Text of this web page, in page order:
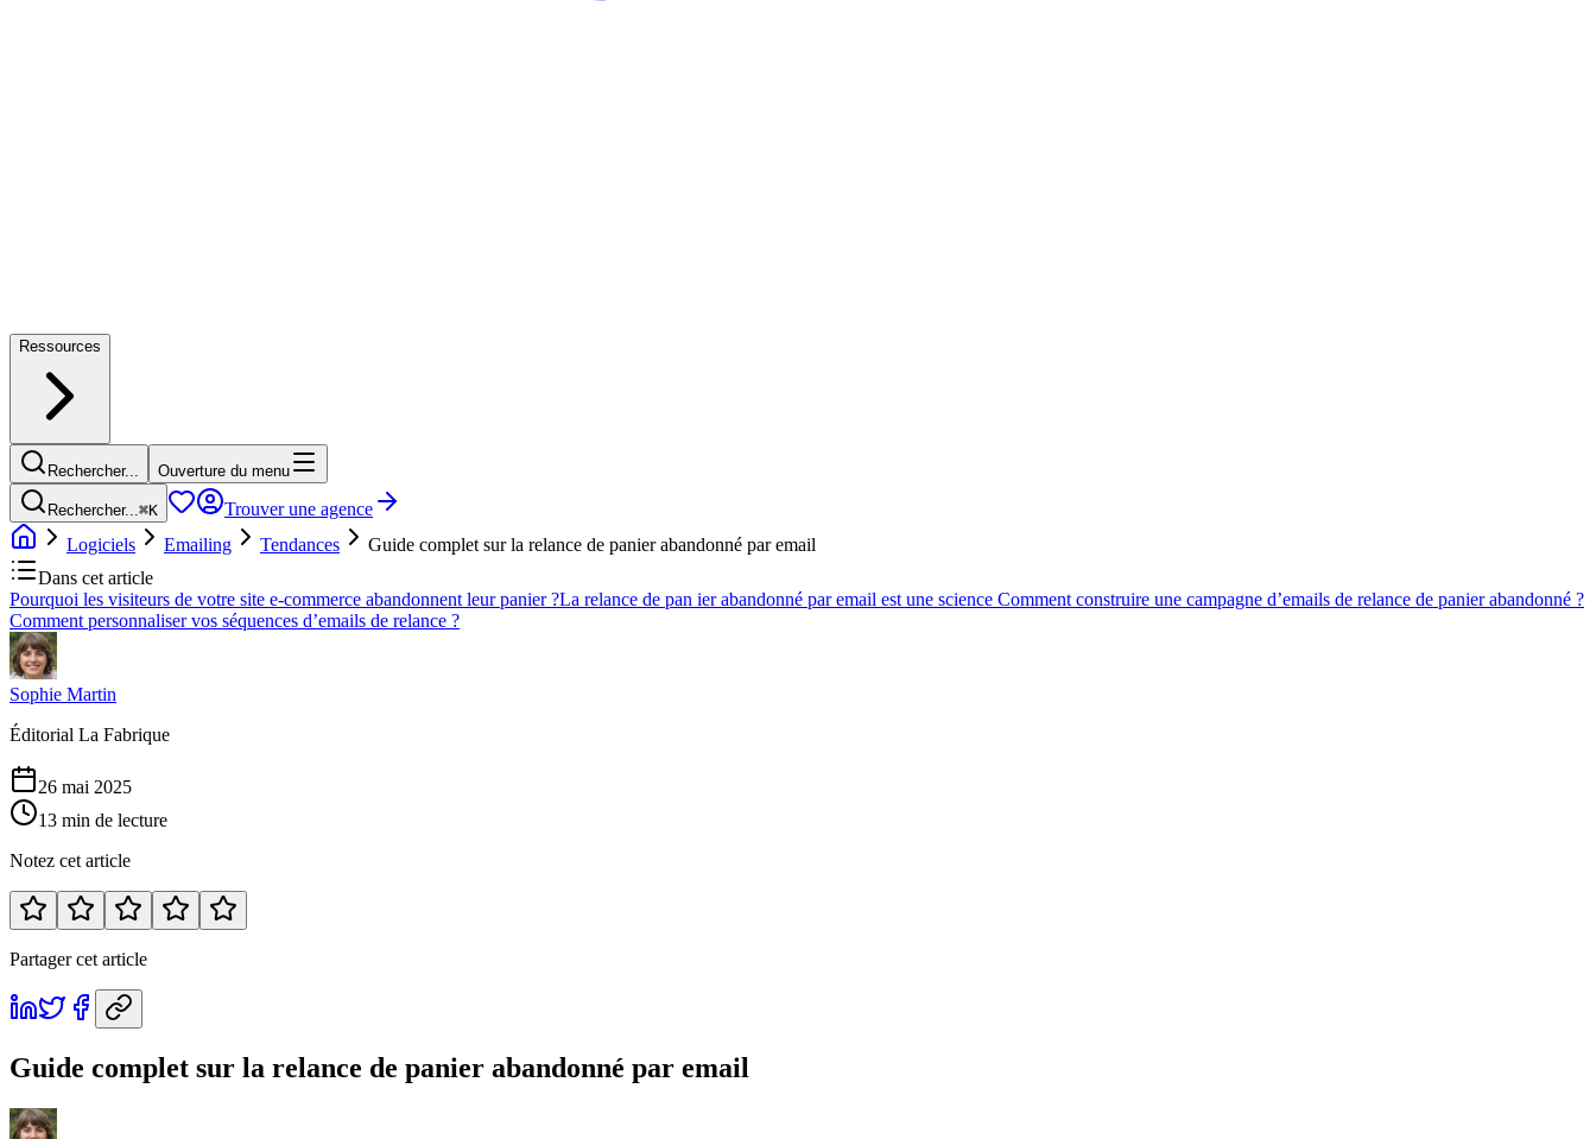
Ressources
Rechercher... Ouverture du menu
Rechercher...⌘K
Trouver une agence
Logiciels
Emailing Tendances
Guide complet sur la relance de panier abandonné par email
Dans cet article
Pourquoi les visiteurs de votre site e-commerce abandonnent leur panier ?La relance de pan ier abandonné par email est une science Comment construire une campagne d’emails de relance de panier abandonné ?
Comment personnaliser vos séquences d’emails de relance ?
Sophie Martin
Éditorial La Fabrique
26 mai 2025
13 min de lecture
Notez cet article
Partager cet article
Guide complet sur la relance de panier abandonné par email